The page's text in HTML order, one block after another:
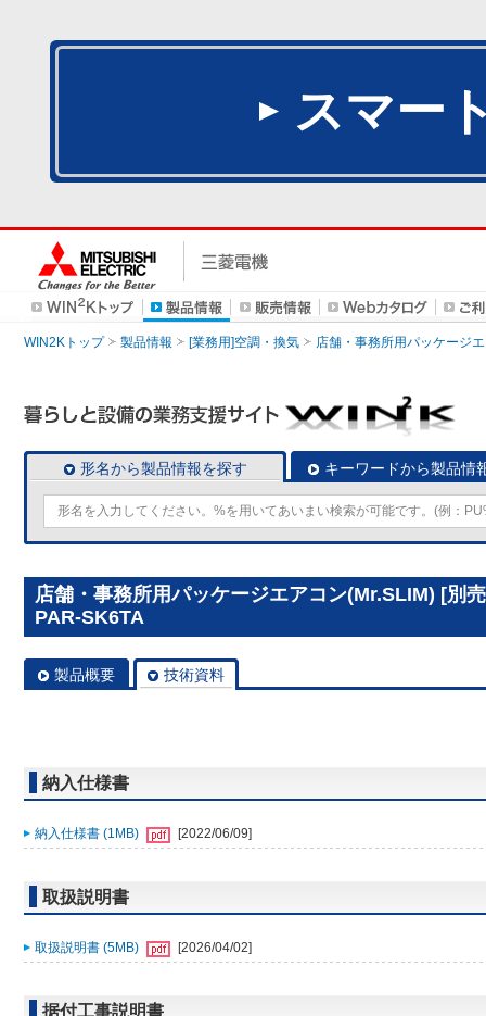
スマー
WIN2Kトップ 製品情報 [業務用]空調・換気 店舗・事務所用パッケージ
形名から製品情報を探す キーワードから製品情
店舗・事務所用パッケージエアコン(Mr.SLIM) [別
PAR-SK6TA
製品概要 技術資料
納入仕様書
納入仕様書 (1MB) [2022/06/09]
取扱説明書
取扱説明書 (5MB) [2026/04/02]
据付工事説明書